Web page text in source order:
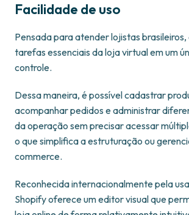
Facilidade de uso
Pensada para atender lojistas brasileiros,
tarefas essenciais da loja virtual em um
controle.
Dessa maneira, é possível cadastrar
acompanhar pedidos e administrar
da operação sem precisar acessar
o que simplifica a estruturação ou
commerce.
Reconhecida internacionalmente pela
Shopify oferece um editor visual que